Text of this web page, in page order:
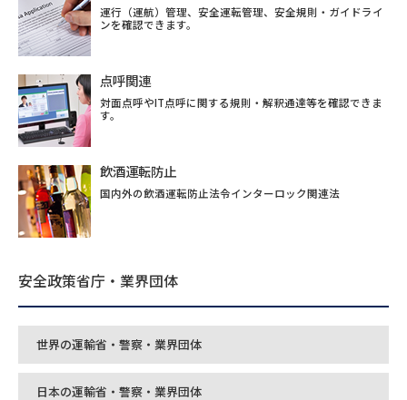
運行（運航）管理、安全運転管理、安全規則・ガイドライ
ンを確認できます。
点呼関連
対面点呼やIT点呼に関する規則・解釈通達等を確認できま
す。
飲酒運転防止
国内外の飲酒運転防止法令インターロック関連法
安全政策省庁・業界団体
世界の運輸省・警察・業界団体
日本の運輸省・警察・業界団体